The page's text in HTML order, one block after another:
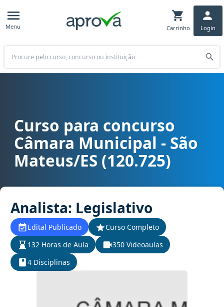
Menu Carrinho Login
Buscar
Curso para concurso Câmara Municipal - São Mateus/ES
Curso para concurso
Câmara Municipal - São
Mateus/ES (120.725)
Analista: Legislativo
Edital Publicado
Curso Completo
132 Horas de Aula
350 Videoaulas
4 Disciplinas